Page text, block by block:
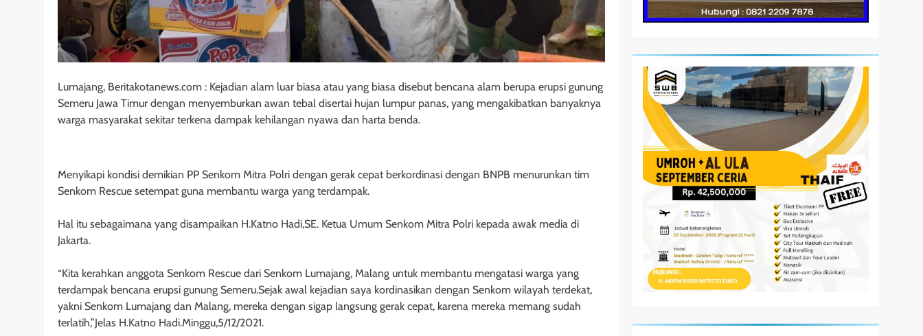
Lumajang, Beritakotanews.com : Kejadian alam luar biasa atau yang biasa disebut bencana alam berupa erupsi gunung
Semeru Jawa Timur dengan menyemburkan awan tebal disertai hujan lumpur panas, yang mengakibatkan banyaknya
warga masyarakat sekitar terkena dampak kehilangan nyawa dan harta benda.
Menyikapi kondisi demikian PP Senkom Mitra Polri dengan gerak cepat berkordinasi dengan BNPB menurunkan tim
Senkom Rescue setempat guna membantu warga yang terdampak.
Hal itu sebagaimana yang disampaikan H.Katno Hadi,SE. Ketua Umum Senkom Mitra Polri kepada awak media di
Jakarta.
“Kita kerahkan anggota Senkom Rescue dari Senkom Lumajang, Malang untuk membantu mengatasi warga yang
terdampak bencana erupsi gunung Semeru.Sejak awal kejadian saya kordinasikan dengan Senkom wilayah terdekat,
yakni Senkom Lumajang dan Malang, mereka dengan sigap langsung gerak cepat, karena mereka memang sudah
terlatih,”Jelas H.Katno Hadi.Minggu,5/12/2021.